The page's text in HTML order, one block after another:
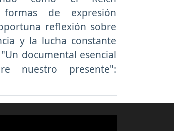
de expresión
reflexión sobre
y la lucha constante
documental esencial
nuestro presente":